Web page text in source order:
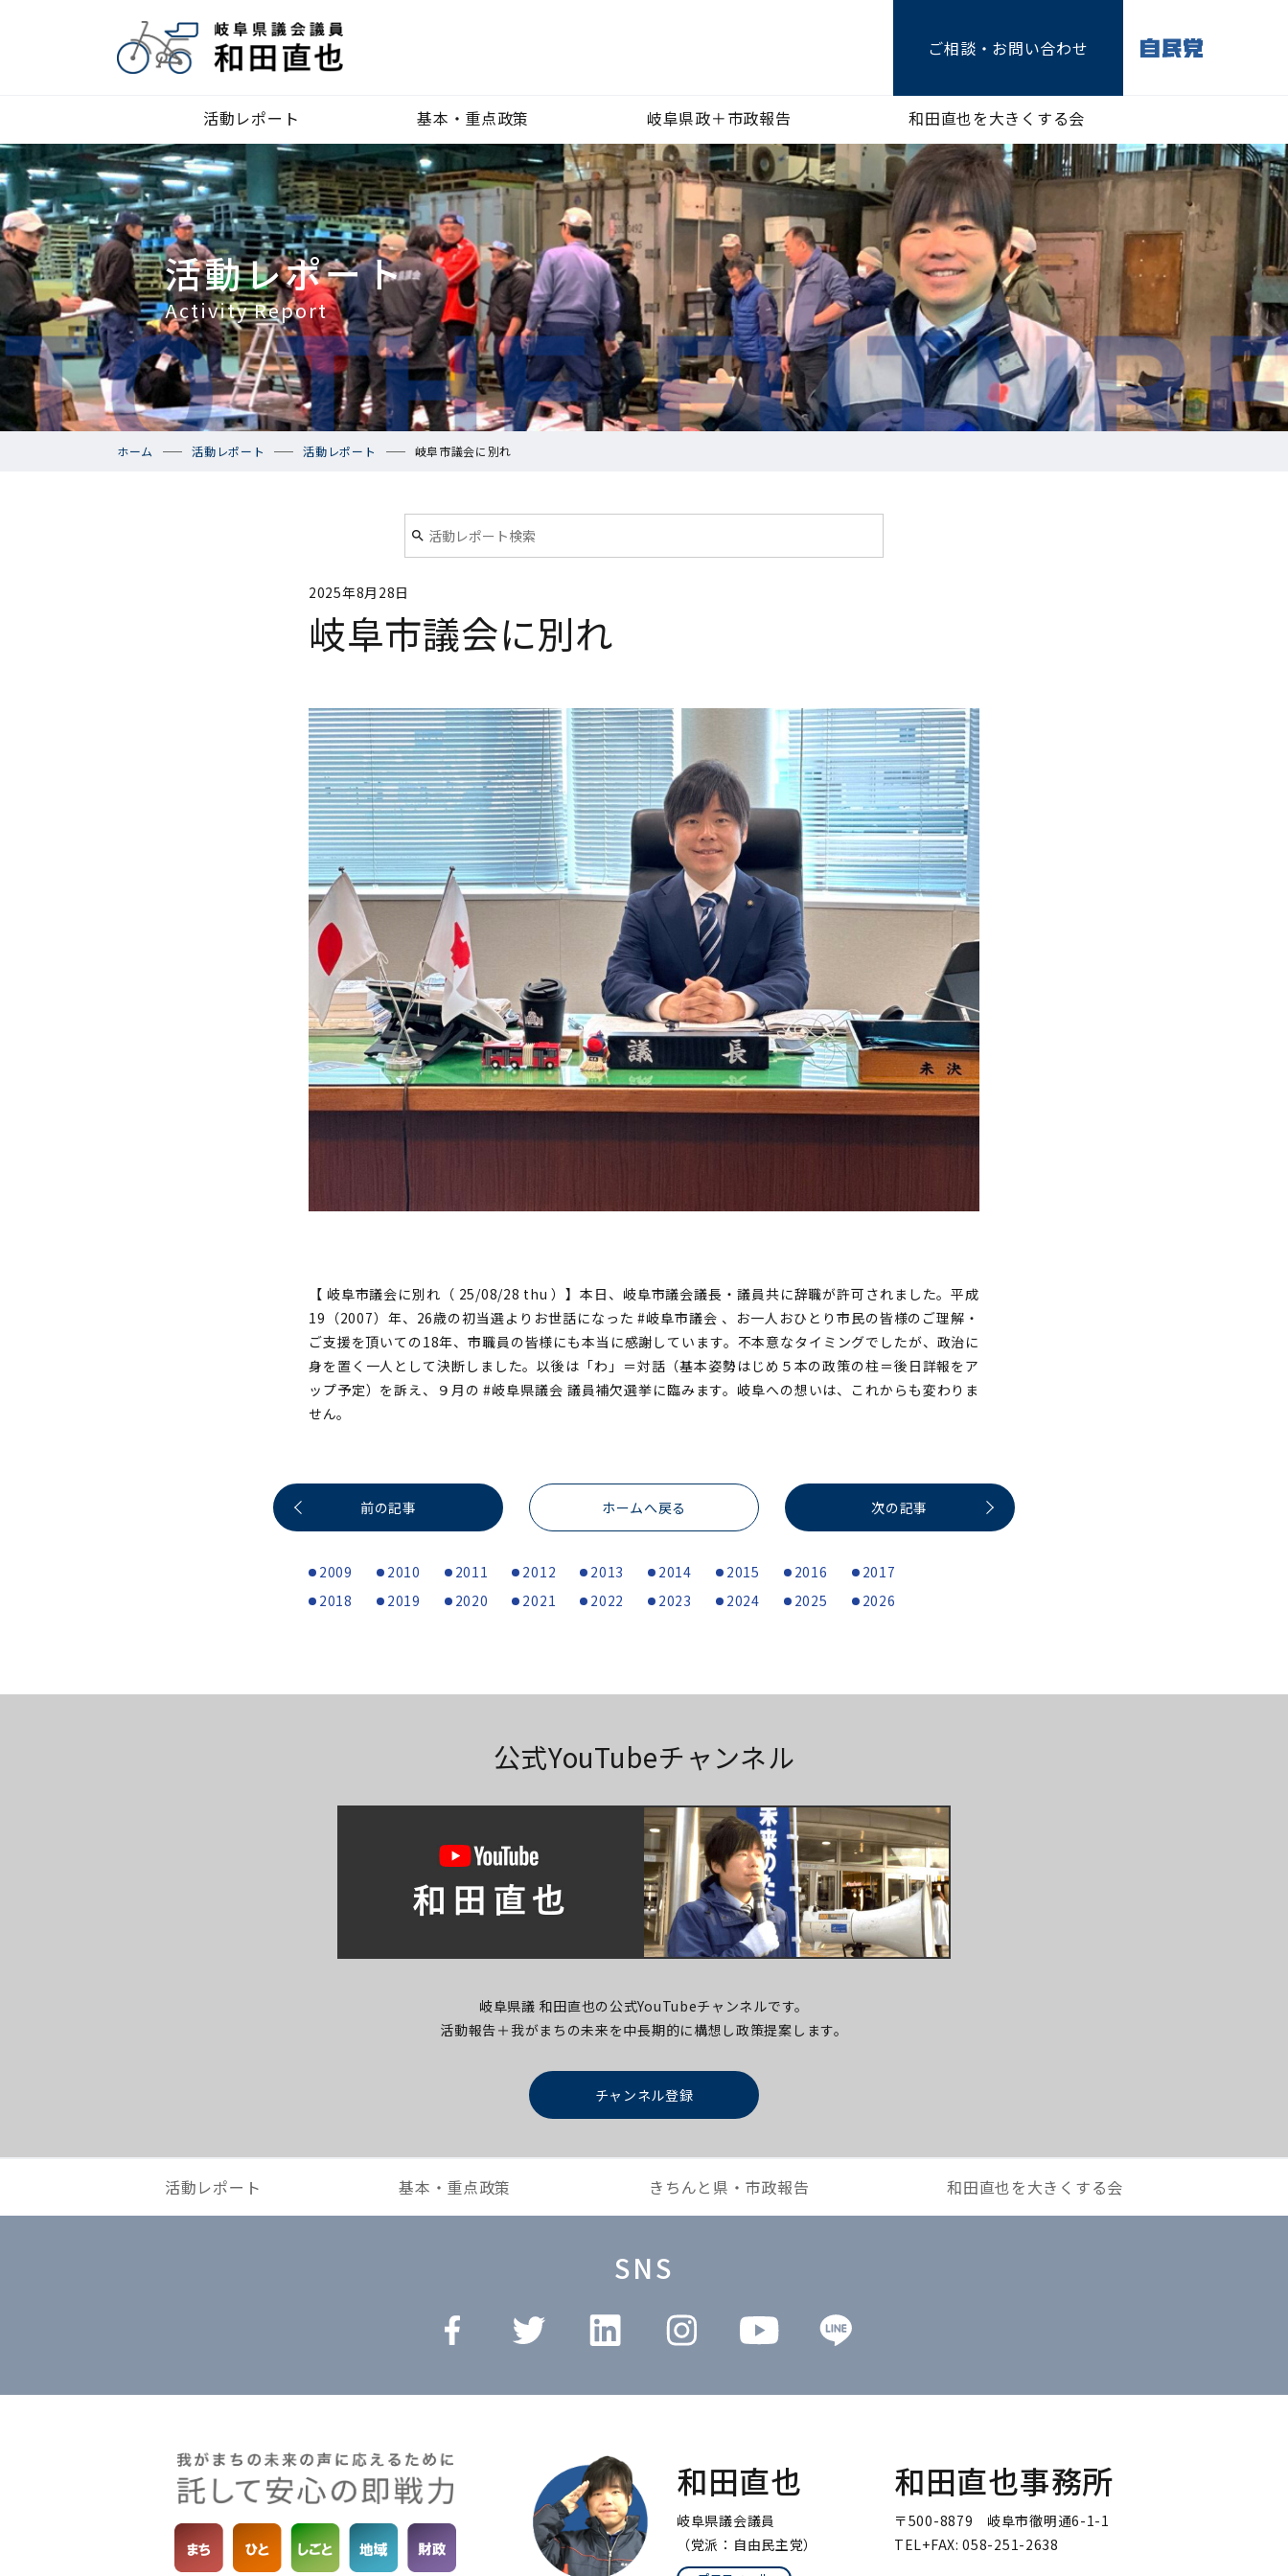
ご相談 ・お問い合わせ
活動レポート 基本・重点政策 岐阜県政＋市政報告 和田直也を大きくする会
活動レポート
Activity Report
ホーム 活動レポート 活動レポート 岐阜市議会に別れ
2025年8月28日
岐阜市議会に別れ
【 岐阜市議会に別れ（ 25/08/28 thu ）】本日、岐阜市議会議長・議員共に辞職が許可されました。平成
19（2007）年、26歳の初当選よりお世話になった #岐阜市議会 、お一人おひとり市民の皆様のご理解・
ご支援を頂いての18年、市職員の皆様にも本当に感謝しています。不本意なタイミングでしたが、政治に
身を置く一人として決断しました。以後は「わ」＝対話（基本姿勢はじめ５本の政策の柱＝後日詳報をア
ップ予定）を訴え、９月の #岐阜県議会 議員補欠選挙に臨みます。岐阜への想いは、これからも変わりま
せん。
前の記事 ホームへ戻る 次の記事
2009 2010 2011 2012 2013 2014 2015 2016
2017
2018
2019 2020 2021 2022 2023 2024 2025 2026
公式YouTubeチャンネル
岐阜県議 和田直也の公式YouTubeチャンネルです。
活動報告＋我がまちの未来を中長期的に構想し政策提案します。
チャンネル登録
活動レポート 基本・重点政策 きちんと県・市政報告 和田直也を大きくする会
SNS
和田直也
岐阜県議会議員
（党派：自由民主党）
和田直也事務所
〒500-8879 岐阜市徹明通6-1-1
TEL+FAX: 058-251-2638